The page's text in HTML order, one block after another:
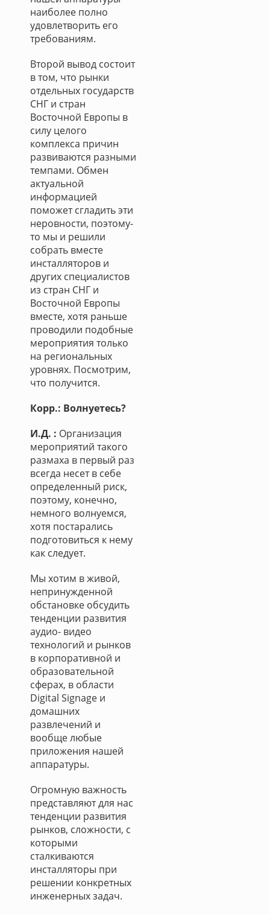
наиболее полно
удовлетворить его
требованиям.
Второй вывод состоит
в том, что рынки
отдельных государств
СНГ и стран
Восточной Европы в
силу целого
комплекса причин
развиваются разными
темпами. Обмен
актуальной
информацией
поможет сгладить эти
неровности, поэтому-
то мы и решили
собрать вместе
инсталляторов и
других специалистов
из стран СНГ и
Восточной Европы
вместе, хотя раньше
проводили подобные
мероприятия только
на региональных
уровнях. Посмотрим,
что получится.
Корр.: Волнуетесь?
И.Д. : Организация
мероприятий такого
размаха в первый раз
всегда несет в себе
определенный риск,
поэтому, конечно,
немного волнуемся,
хотя постарались
подготовиться к нему
как следует.
Мы хотим в живой,
непринужденной
обстановке обсудить
тенденции развития
аудио- видео
технологий и рынков
в корпоративной и
образовательной
сферах, в области
Digital Signage и
домашних
развлечений и
вообще любые
приложения нашей
аппаратуры.
Огромную важность
представляют для нас
тенденции развития
рынков, сложности, с
которыми
сталкиваются
инсталляторы при
решении конкретных
инженерных задач.